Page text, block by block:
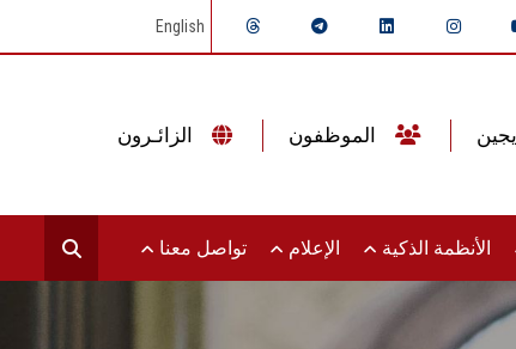
English
الأنظمة الذكية الإعلام تواصل معنا